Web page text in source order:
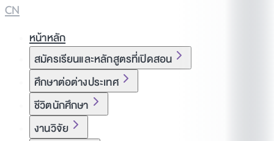
CN
หน้าหลัก
สมัครเรียนและหลักสูตรที่เปิดสอน
ศึกษาต่อต่างประเทศ
ชีวิตนักศึกษา
งานวิจัย